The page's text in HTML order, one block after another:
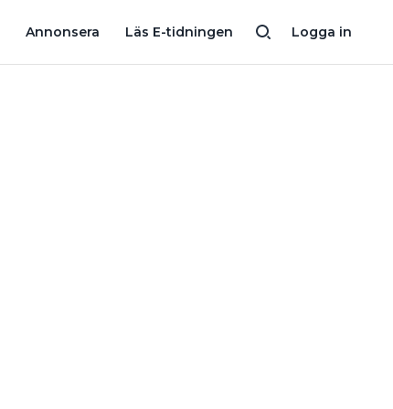
Logga in
Annonsera Läs E-tidningen
DÄRFÖR SKA DU KÖPA SOLCELLER OCH BATTERI SAMTIDIGT